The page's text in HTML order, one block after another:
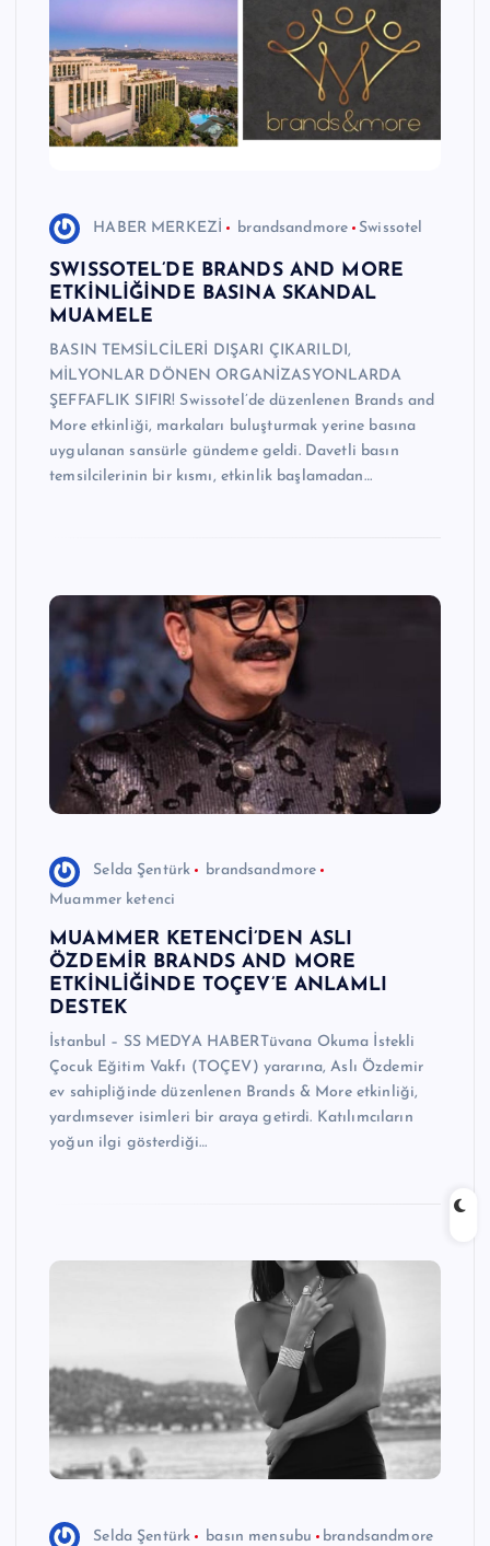
e
I
Ö
g
ü
n
a
b
e
ri
e
r
k
e
zi
HABER MERKEZİ brandsandmore Swissotel
SWISSOTEL’DE BRANDS AND MORE
ETKİNLİĞİNDE BASINA SKANDAL
MUAMELE
BASIN TEMSİLCİLERİ DIŞARI ÇIKARILDI,
MİLYONLAR DÖNEN ORGANİZASYONLARDA
ŞEFFAFLIK SIFIR! Swissotel’de düzenlenen Brands and
More etkinliği, markaları buluşturmak yerine basına
uygulanan sansürle gündeme geldi. Davetli basın
temsilcilerinin bir kısmı, etkinlik başlamadan…
Selda Şentürk
brandsandmore
Muammer ketenci
MUAMMER KETENCİ’DEN ASLI
ÖZDEMİR BRANDS AND MORE
ETKİNLİĞİNDE TOÇEV’E ANLAMLI
DESTEK
İstanbul – SS MEDYA HABERTüvana Okuma İstekli
Çocuk Eğitim Vakfı (TOÇEV) yararına, Aslı Özdemir
ev sahipliğinde düzenlenen Brands & More etkinliği,
yardımsever isimleri bir araya getirdi. Katılımcıların
yoğun ilgi gösterdiği…
Selda Şentürk basın mensubu brandsandmore